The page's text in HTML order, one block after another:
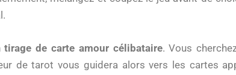
tirage de carte amour célibataire. Vous
de tarot vous guidera alors vers les cartes